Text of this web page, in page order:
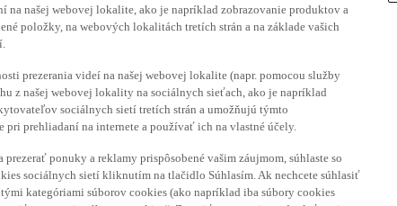
na našej webovej lokalite, ako je napríklad zobrazovanie produktov a
položky, na webových lokalitách tretích strán a na základe vašich
prezerania videí na našej webovej lokalite (napr. pomocou služby
z našej webovej lokality na sociálnych sieťach, ako je napríklad
sociálnych sietí tretích strán a umožňujú týmto
prehliadaní na internete a používať ich na vlastné účely.
ponuky a reklamy prispôsobené vašim záujmom, súhlaste so
sociálnych sietí kliknutím na tlačidlo Súhlasím. Ak nechcete súhlasiť
kategóriami súborov cookies (ako napríklad iba súbory cookies